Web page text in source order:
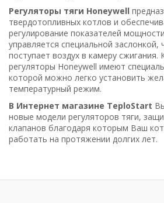
Регуляторы тяги Honeywell
твердотопливных котлов и
регулирование показателей
управляется специальной заслонкой,
поступает воздух в камеру сжигания.
регуляторы Honeywell имеют
которой можно легко установить
температурный режим.
В Интернет магазине TeploStart
новые модели регуляторов тяги,
клапанов благодаря которым Ваш
работать на протяжении долгих лет.